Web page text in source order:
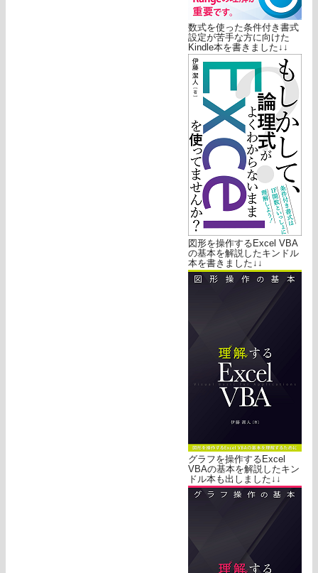
数式を使った条件付き書式
設定が苦手な方に向けた
Kindle本を書きました↓↓
図形を操作するExcel VBA
の基本を解説したキンドル
本を書きました↓↓
グラフを操作するExcel
VBAの基本を解説したキン
ドル本も出しました↓↓